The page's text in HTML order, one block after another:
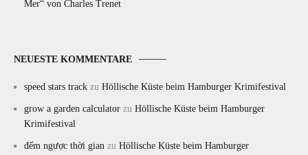
Mer“ von Charles Trenet
NEUESTE KOMMENTARE
speed stars track zu Höllische Küste beim Hamburger Krimifestival
grow a garden calculator zu Höllische Küste beim Hamburger
Krimifestival
đếm ngược thời gian zu Höllische Küste beim Hamburger